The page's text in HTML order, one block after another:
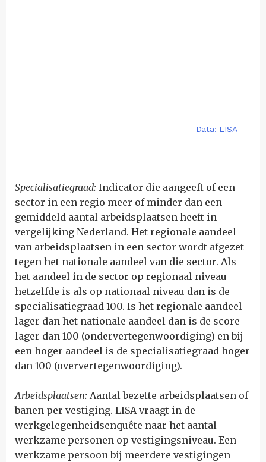
Specialisatiegraad: Indicator die aangeeft of een
sector in een regio meer of minder dan een
gemiddeld aantal arbeidsplaatsen heeft in
vergelijking Nederland. Het regionale aandeel
van arbeidsplaatsen in een sector wordt afgezet
tegen het nationale aandeel van die sector. Als
het aandeel in de sector op regionaal niveau
hetzelfde is als op nationaal niveau dan is de
specialisatiegraad 100. Is het regionale aandeel
lager dan het nationale aandeel dan is de score
lager dan 100 (ondervertegenwoordiging) en bij
een hoger aandeel is de specialisatiegraad hoger
dan 100 (oververtegenwoordiging).
Arbeidsplaatsen: Aantal bezette arbeidsplaatsen of
banen per vestiging. LISA vraagt in de
werkgelegenheidsenquête naar het aantal
werkzame personen op vestigingsniveau. Een
werkzame persoon bij meerdere vestigingen